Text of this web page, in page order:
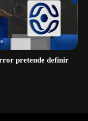
pretende definir